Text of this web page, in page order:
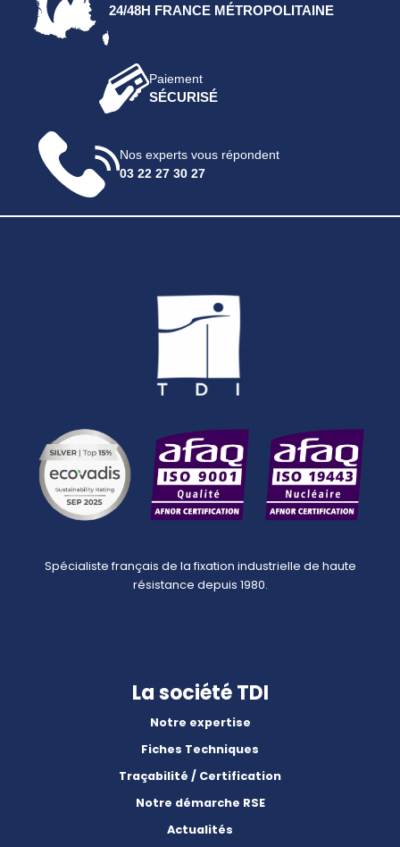
24/48H FRANCE MÉTROPOLITAINE
Paiement
SÉCURISÉ
Nos experts vous répondent
03 22 27 30 27
Spécialiste français de la fixation industrielle de haute
résistance depuis 1980.
La société TDI
Notre expertise
Fiches Techniques
Traçabilité / Certification
Notre démarche RSE
Actualités